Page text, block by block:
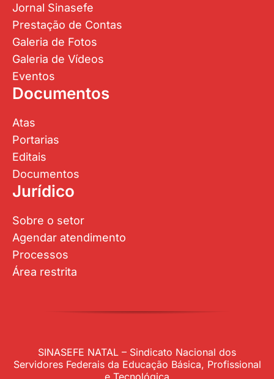
Jornal Sinasefe
Prestação de Contas
Galeria de Fotos
Galeria de Vídeos
Eventos
Documentos
Atas
Portarias
Editais
Documentos
Jurídico
Sobre o setor
Agendar atendimento
Processos
Área restrita
SINASEFE NATAL – Sindicato Nacional dos
Servidores Federais da Educação Básica, Profissional
e Tecnológica